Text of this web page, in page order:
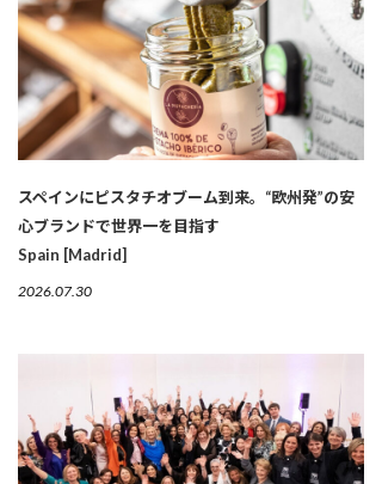
スペインにピスタチオブーム到来。“欧州発”の安
心ブランドで世界一を目指す
Spain [Madrid]
2026.07.30